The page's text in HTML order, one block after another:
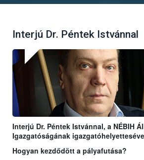
Interjú Dr. Péntek Istvánnal
Interjú Dr. Péntek Istvánnal, a NÉBIH
Igazgatóságának
Hogyan kezdődött a pályafutása?